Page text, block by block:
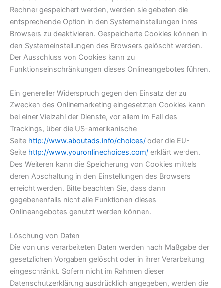
Rechner gespeichert werden, werden sie gebeten die
entsprechende Option in den Systemeinstellungen ihres
Browsers zu deaktivieren. Gespeicherte Cookies können in
den Systemeinstellungen des Browsers gelöscht werden.
Der Ausschluss von Cookies kann zu
Funktionseinschränkungen dieses Onlineangebotes führen.
Ein genereller Widerspruch gegen den Einsatz der zu
Zwecken des Onlinemarketing eingesetzten Cookies kann
bei einer Vielzahl der Dienste, vor allem im Fall des
Trackings, über die US-amerikanische
Seite http://www.aboutads.info/choices/ oder die EU-
Seite http://www.youronlinechoices.com/ erklärt werden.
Des Weiteren kann die Speicherung von Cookies mittels
deren Abschaltung in den Einstellungen des Browsers
erreicht werden. Bitte beachten Sie, dass dann
gegebenenfalls nicht alle Funktionen dieses
Onlineangebotes genutzt werden können.
Löschung von Daten
Die von uns verarbeiteten Daten werden nach Maßgabe der
gesetzlichen Vorgaben gelöscht oder in ihrer Verarbeitung
eingeschränkt. Sofern nicht im Rahmen dieser
Datenschutzerklärung ausdrücklich angegeben, werden die